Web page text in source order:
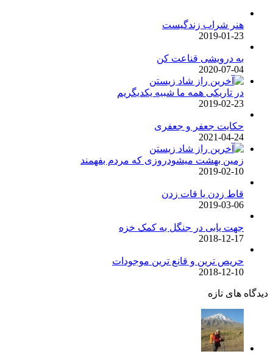
هنر شراب زندگیست
2019-01-23
به درویشی قناعت کن
2020-07-04
در تاریکی همه ما شبیه یکدیگریم
2019-02-23
حکایت جعفر و جعفری
2021-04-24
زمین بهشت میشودروزی که مردم بفهمند
2019-02-10
قاط زدن یا قات زدن
2019-03-06
جهت یابی در جنگل به کمک خزه
2018-12-17
حریص ترین و قانع ترین موجودات
2018-12-10
دیدگاه های تازه